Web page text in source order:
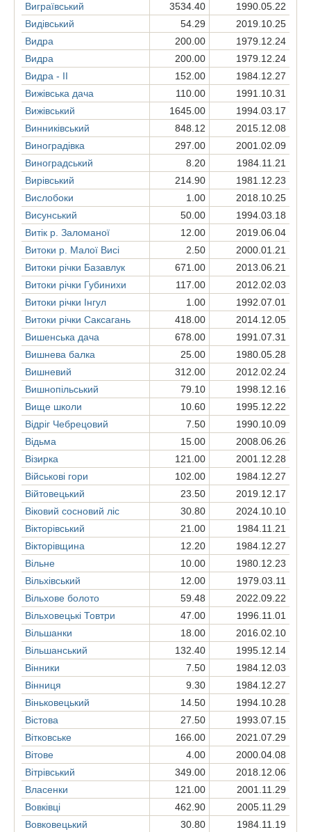
Виграївський
3534.40
1990.05.22
Видівський
54.29
2019.10.25
Видра
200.00
1979.12.24
Видра
200.00
1979.12.24
Видра - ІІ
152.00
1984.12.27
Вижівська дача
110.00
1991.10.31
Вижівський
1645.00
1994.03.17
Винниківський
848.12
2015.12.08
Виноградівка
297.00
2001.02.09
Виноградський
8.20
1984.11.21
Вирівський
214.90
1981.12.23
Вислобоки
1.00
2018.10.25
Висунський
50.00
1994.03.18
Витік р. Заломаної
12.00
2019.06.04
Витоки р. Малої Висі
2.50
2000.01.21
Витоки річки Базавлук
671.00
2013.06.21
Витоки річки Губинихи
117.00
2012.02.03
Витоки річки Інгул
1.00
1992.07.01
Витоки річки Саксагань
418.00
2014.12.05
Вишенська дача
678.00
1991.07.31
Вишнева балка
25.00
1980.05.28
Вишневий
312.00
2012.02.24
Вишнопільський
79.10
1998.12.16
Вище школи
10.60
1995.12.22
Відріг Чебрецовий
7.50
1990.10.09
Відьма
15.00
2008.06.26
Візирка
121.00
2001.12.28
Військові гори
102.00
1984.12.27
Війтовецький
23.50
2019.12.17
Віковий сосновий ліс
30.80
2024.10.10
Вікторівський
21.00
1984.11.21
Вікторівщина
12.20
1984.12.27
Вільне
10.00
1980.12.23
Вільхівський
12.00
1979.03.11
Вільхове болото
59.48
2022.09.22
Вільховецькі Товтри
47.00
1996.11.01
Вільшанки
18.00
2016.02.10
Вільшанський
132.40
1995.12.14
Вінники
7.50
1984.12.03
Вінниця
9.30
1984.12.27
Віньковецький
14.50
1994.10.28
Вістова
27.50
1993.07.15
Вітковське
166.00
2021.07.29
Вітове
4.00
2000.04.08
Вітрівський
349.00
2018.12.06
Власенки
121.00
2001.11.29
Вовківці
462.90
2005.11.29
Вовковецький
30.80 1984.11.19